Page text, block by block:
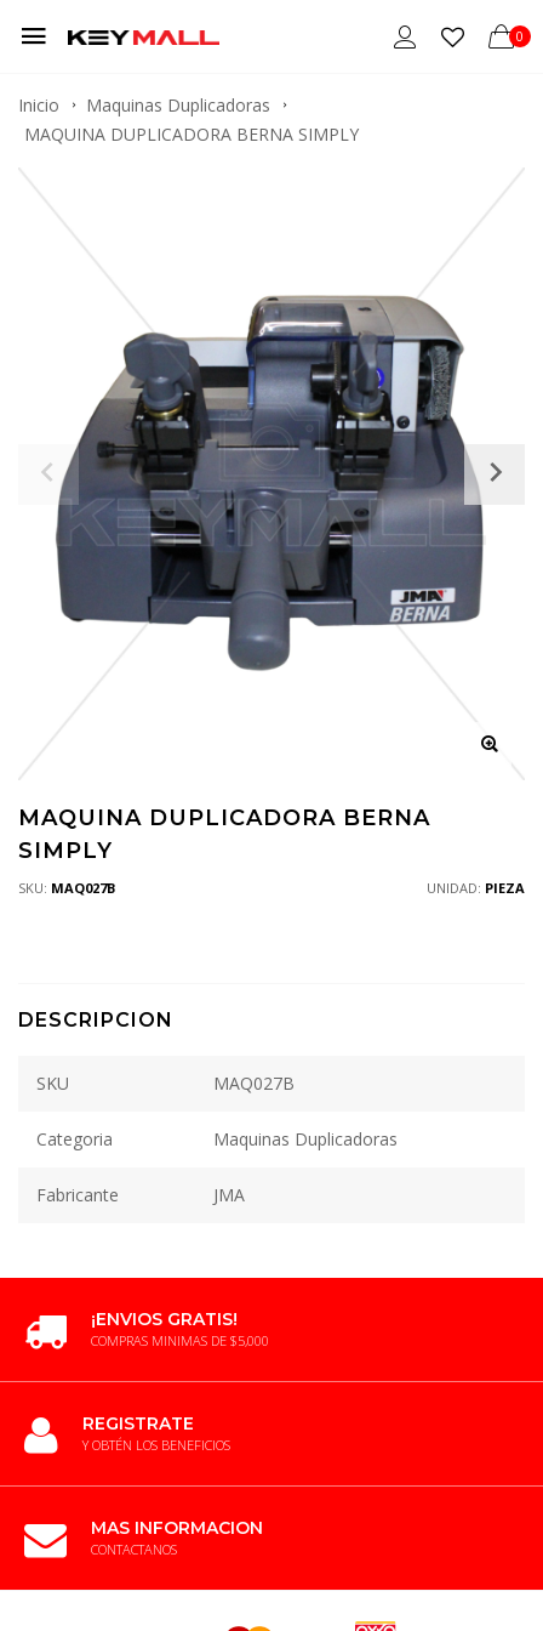
0
Inicio
Maquinas Duplicadoras
MAQUINA DUPLICADORA BERNA SIMPLY
MAQUINA DUPLICADORA BERNA
SIMPLY
SKU: MAQ027B UNIDAD: PIEZA
DESCRIPCION
SKU MAQ027B
Categoria Maquinas Duplicadoras
Fabricante JMA
¡ENVIOS GRATIS!
COMPRAS MINIMAS DE $5,000
REGISTRATE
Y OBTÉN LOS BENEFICIOS
MAS INFORMACION
CONTACTANOS